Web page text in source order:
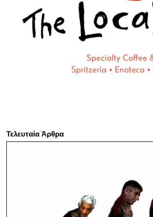
Τελευταία Άρθρα